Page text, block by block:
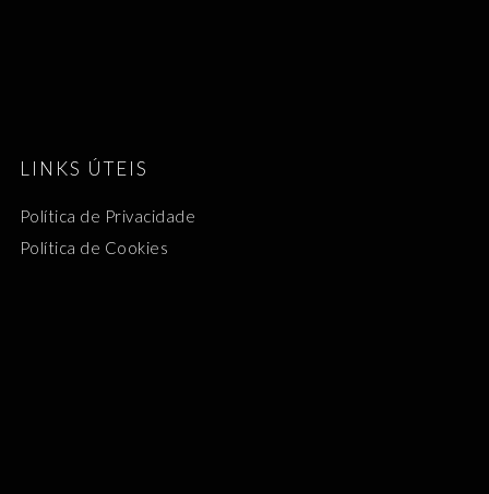
LINKS ÚTEIS
Política de Privacidade
Política de Cookies